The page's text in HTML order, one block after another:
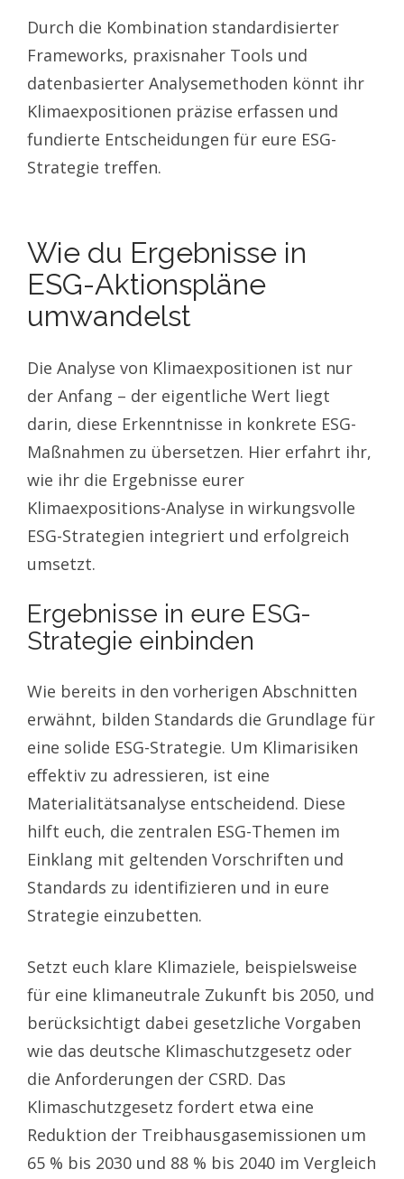
Durch die Kombination standardisierter
Frameworks, praxisnaher Tools und
datenbasierter Analysemethoden könnt ihr
Klimaexpositionen präzise erfassen und
fundierte Entscheidungen für eure ESG-
Strategie treffen.
Wie du Ergebnisse in
ESG-Aktionspläne
umwandelst
Die Analyse von Klimaexpositionen ist nur
der Anfang – der eigentliche Wert liegt
darin, diese Erkenntnisse in konkrete ESG-
Maßnahmen zu übersetzen. Hier erfahrt ihr,
wie ihr die Ergebnisse eurer
Klimaexpositions-Analyse in wirkungsvolle
ESG-Strategien integriert und erfolgreich
umsetzt.
Ergebnisse in eure ESG-
Strategie einbinden
Wie bereits in den vorherigen Abschnitten
erwähnt, bilden Standards die Grundlage für
eine solide ESG-Strategie. Um Klimarisiken
effektiv zu adressieren, ist eine
Materialitätsanalyse entscheidend. Diese
hilft euch, die zentralen ESG-Themen im
Einklang mit geltenden Vorschriften und
Standards zu identifizieren und in eure
Strategie einzubetten.
Setzt euch klare Klimaziele, beispielsweise
für eine klimaneutrale Zukunft bis 2050, und
berücksichtigt dabei gesetzliche Vorgaben
wie das deutsche Klimaschutzgesetz oder
die Anforderungen der CSRD. Das
Klimaschutzgesetz fordert etwa eine
Reduktion der Treibhausgasemissionen um
65 % bis 2030 und 88 % bis 2040 im Vergleich